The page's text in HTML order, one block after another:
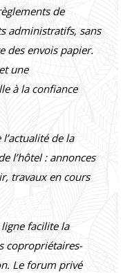
de
administratifs, sans
des envois papier.
une
à la confiance
de la
l’hôtel : annonces
travaux en cours
ligne facilite la
copropriétaires-
Le forum privé